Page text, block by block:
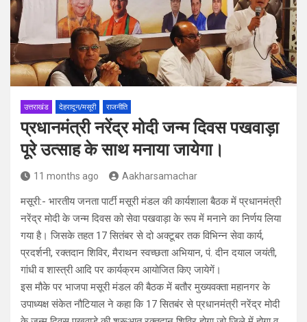
उत्तराखंड देहरादून/मसूरी राजनीति
प्रधानमंत्री नरेंद्र मोदी जन्म दिवस पखवाड़ा
पूरे उत्साह के साथ मनाया जायेगा।
11 months ago Aakharsamachar
मसूरी:- भारतीय जनता पार्टी मसूरी मंडल की कार्यशाला बैठक में प्रधानमंत्री
नरेंद्र मोदी के जन्म दिवस को सेवा पखवाड़ा के रूप में मनाने का निर्णय लिया
गया है। जिसके तहत 17 सितंबर से दो अक्टूबर तक विभिन्न सेवा कार्य,
प्रदर्शनी, रक्तदान शिविर, मैराथन स्वच्छता अभियान, पं. दीन दयाल जयंती,
गांधी व शास्त्री आदि पर कार्यक्रम आयोजित किए जायेगें।
इस मौके पर भाजपा मसूरी मंडल की बैठक में बतौर मुख्यवक्ता महानगर के
उपाध्यक्ष संकेत नौटियाल ने कहा कि 17 सितबंर से प्रधानमंत्री नरेंद्र मोदी